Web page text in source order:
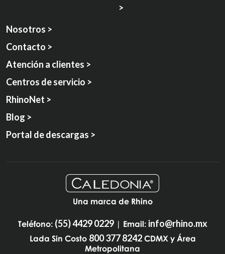
>
Nosotros >
Contacto >
Atención a clientes >
Centros de servicio >
RhinoNet >
Blog >
Portal de descargas >
Una marca de Rhino
Teléfono: (55) 4429 0229| Email: info@rhino.mx
Lada Sin Costo 800 377 8242CDMX y Área
Metropolitana